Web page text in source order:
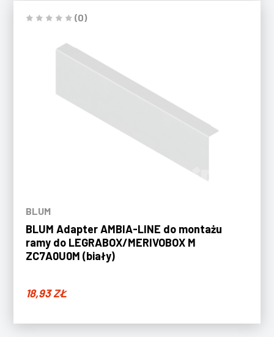
(0)
BLUM
BLUM Adapter AMBIA-LINE do montażu
ramy do LEGRABOX/MERIVOBOX M
ZC7A0U0M (biały)
18,93ZŁ